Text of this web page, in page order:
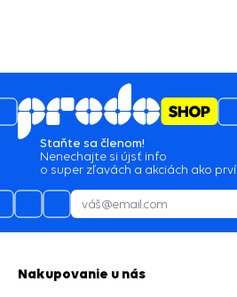
Staňte sa členom!
Nenechajte si újsť info
o super zľavách a akciách ako prví.
Nakupovanie u nás